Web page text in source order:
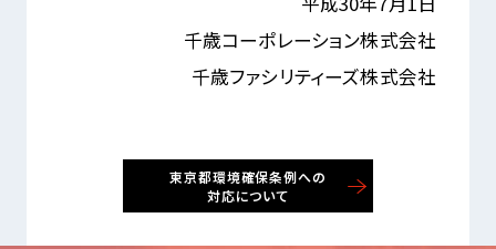
千歳コーポレーション株式会社
千歳ファシリティーズ株式会社
東京都環境確保条例への
対応について